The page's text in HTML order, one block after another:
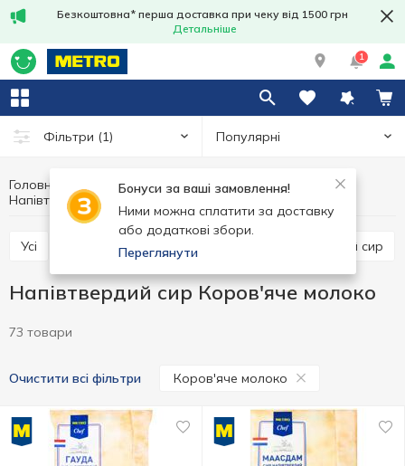
Безкоштовна* перша доставка при чеку від 1500 грн
Детальніше
1
Фільтри (1) Популярні
Бонуси за ваші замовлення!
Ними можна сплатити за доставку
або додаткові збори.
Переглянути
Головна Яйця та молочні продукти
Сир
Напівтвердий сир
Усі Твердий сир М'який сир
Напівтвердий сир Коров'яче молоко
73 товари
Очистити всі фільтри Коров'яче молоко